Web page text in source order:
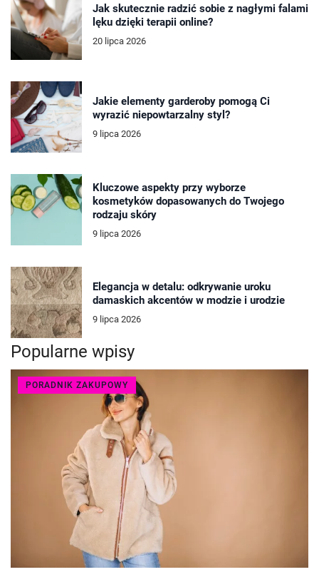
Jak skutecznie radzić sobie z nagłymi falami
lęku dzięki terapii online?
20 lipca 2026
Jakie elementy garderoby pomogą Ci
wyrazić niepowtarzalny styl?
9 lipca 2026
Kluczowe aspekty przy wyborze
kosmetyków dopasowanych do Twojego
rodzaju skóry
9 lipca 2026
Elegancja w detalu: odkrywanie uroku
damaskich akcentów w modzie i urodzie
9 lipca 2026
Popularne wpisy
PORADNIK ZAKUPOWY